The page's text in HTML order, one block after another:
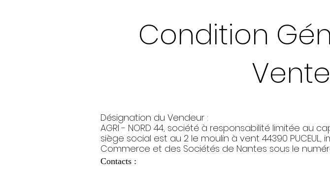
Condition
Désignation du Vendeur :
AGRI - NORD 44, société à responsabilité limitée au
siège social est au 2 le moulin à vent 44390
Commerce et des Sociétés de Nantes sous le
Contacts :